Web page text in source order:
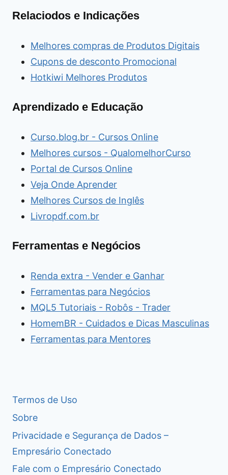
Relaciodos e Indicações
Melhores compras de Produtos Digitais
Cupons de desconto Promocional
Hotkiwi Melhores Produtos
Aprendizado e Educação
Curso.blog.br - Cursos Online
Melhores cursos - QualomelhorCurso
Portal de Cursos Online
Veja Onde Aprender
Melhores Cursos de Inglês
Livropdf.com.br
Ferramentas e Negócios
Renda extra - Vender e Ganhar
Ferramentas para Negócios
MQL5 Tutoriais - Robôs - Trader
HomemBR - Cuidados e Dicas Masculinas
Ferramentas para Mentores
Termos de Uso
Sobre
Privacidade e Segurança de Dados –
Empresário Conectado
Fale com o Empresário Conectado